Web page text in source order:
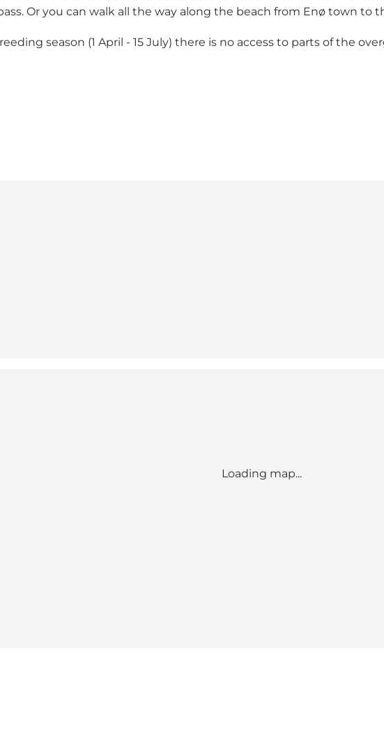
Or you can walk all the way along the beach from Enø town to
season (1 April - 15 July) there is no access to parts of the
Loading map...